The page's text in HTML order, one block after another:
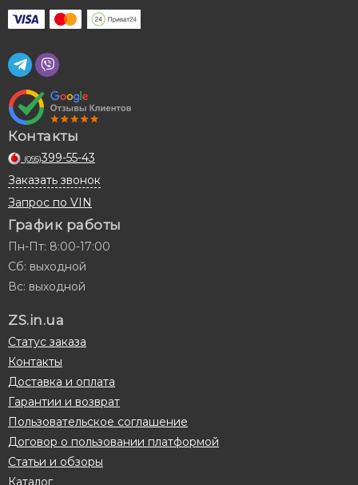
Контакты
(095)399-55-43
Заказать звонок
Запрос по VIN
График работы
Пн-Пт: 8:00-17:00
Сб: выходной
Вс: выходной
ZS.in.ua
Статус заказа
Контакты
Доставка и оплата
Гарантии и возврат
Пользовательское соглашение
Договор о пользовании платформой
Статьи и обзоры
Каталог